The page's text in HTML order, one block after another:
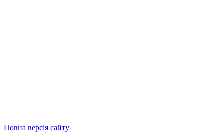
Повна версія сайту